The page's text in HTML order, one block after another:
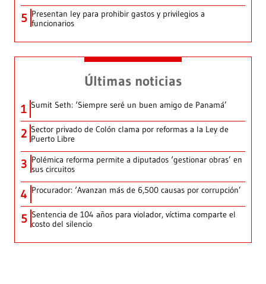
5 Presentan ley para prohibir gastos y privilegios a
funcionarios
Últimas noticias
1 Sumit Seth: ‘Siempre seré un buen amigo de Panamá’
2 Sector privado de Colón clama por reformas a la Ley de
Puerto Libre
3 Polémica reforma permite a diputados ‘gestionar obras’ en
sus circuitos
4 Procurador: ‘Avanzan más de 6,500 causas por corrupción’
5 Sentencia de 104 años para violador, víctima comparte el
costo del silencio